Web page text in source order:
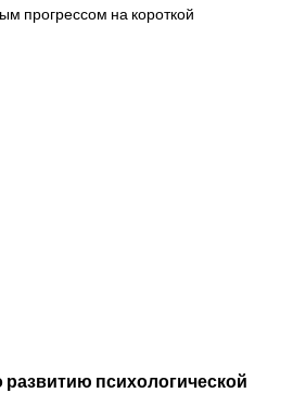
прогрессом на короткой
психологической